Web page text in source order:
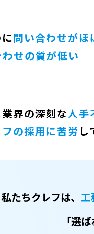
問い合わせがほ
せの質が低い
界の深刻な人手
の採用に苦労 し
私たちクレフは、 工
「選